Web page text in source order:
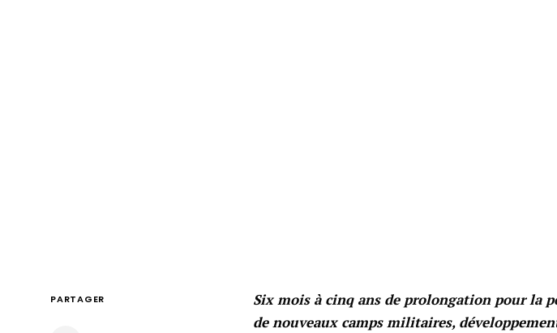
PARTAGER
Six mois à cinq ans de prolongation pour la
de nouveaux camps militaires,